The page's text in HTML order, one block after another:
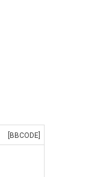
[BBCODE]